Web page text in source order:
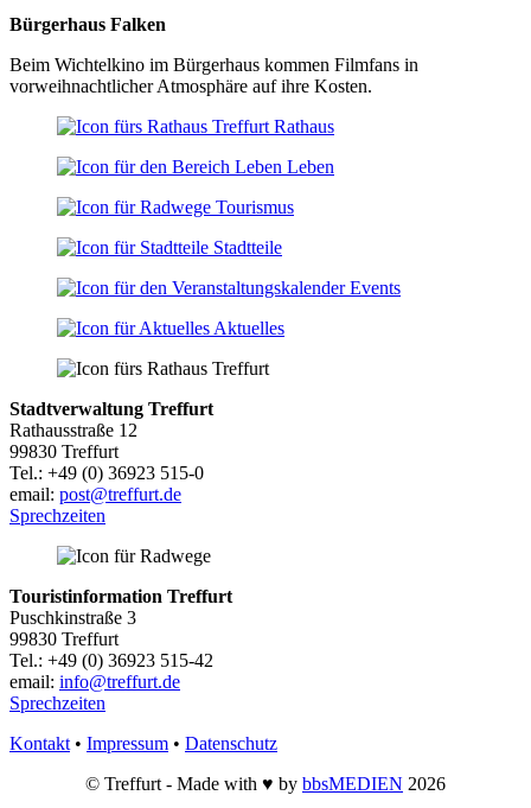
Bürgerhaus Falken
Beim Wichtelkino im Bürgerhaus kommen Filmfans in
vorweihnachtlicher Atmosphäre auf ihre Kosten.
Rathaus
Leben
Tourismus
Stadtteile
Events
Aktuelles
Stadtverwaltung Treffurt
Rathausstraße 12
99830 Treffurt
Tel.: +49 (0) 36923 515-0
email: post@treffurt.de
Sprechzeiten
Touristinformation Treffurt
Puschkinstraße 3
99830 Treffurt
Tel.: +49 (0) 36923 515-42
email: info@treffurt.de
Sprechzeiten
Kontakt • Impressum • Datenschutz
© Treffurt - Made with ♥ by bbsMEDIEN 2026